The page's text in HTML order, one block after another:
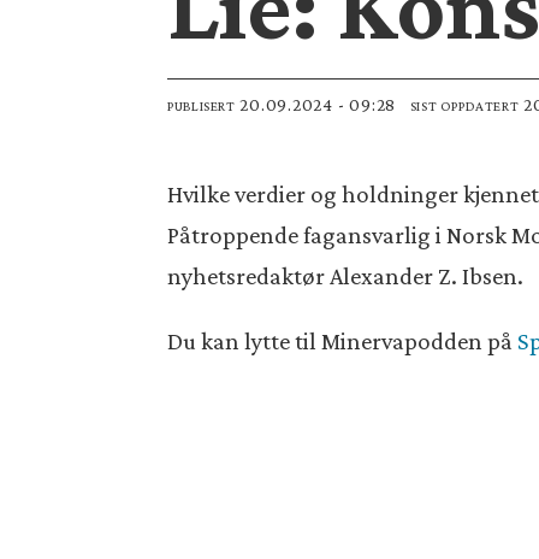
PUBLISERT 20.09.2024 - 09:28 SIST OPPDATERT
Hvilke verdier og holdninger
Påtroppende fagansvarlig i Norsk
nyhetsredaktør Alexander Z. Ibsen.
Du kan lytte til Minervapodden på